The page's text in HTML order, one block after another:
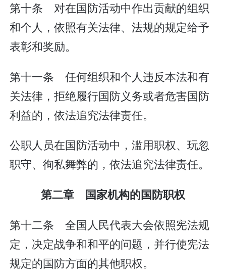
第十条 对在国防活动中作出贡献的组织
和个人，依照有关法律、法规的规定给予
表彰和奖励。
第十一条 任何组织和个人违反本法和有
关法律，拒绝履行国防义务或者危害国防
利益的，依法追究法律责任。
公职人员在国防活动中，滥用职权、玩忽
职守、徇私舞弊的，依法追究法律责任。
第二章 国家机构的国防职权
第十二条 全国人民代表大会依照宪法规
定，决定战争和和平的问题，并行使宪法
规定的国防方面的其他职权。